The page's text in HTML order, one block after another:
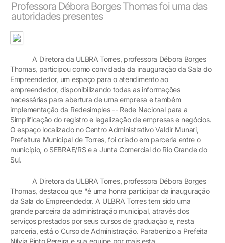
Professora Débora Borges Thomas foi uma das
autoridades presentes
A Diretora da ULBRA Torres, professora Débora Borges
Thomas, participou como convidada da inauguração da Sala do
Empreendedor, um espaço para o atendimento ao
empreendedor, disponibilizando todas as informações
necessárias para abertura de uma empresa e também
implementação da Redesimples -- Rede Nacional para a
Simplificação do registro e legalização de empresas e negócios.
O espaço localizado no Centro Administrativo Valdir Munari,
Prefeitura Municipal de Torres, foi criado em parceria entre o
município, o SEBRAE/RS e a Junta Comercial do Rio Grande do
Sul.
A Diretora da ULBRA Torres, professora Débora Borges
Thomas, destacou que "é uma honra participar da inauguração
da Sala do Empreendedor. A ULBRA Torres tem sido uma
grande parceira da administração municipal, através dos
serviços prestados por seus cursos de graduação e, nesta
parceria, está o Curso de Administração. Parabenizo a Prefeita
Nílvia Pinto Pereira e sua equipe por mais esta